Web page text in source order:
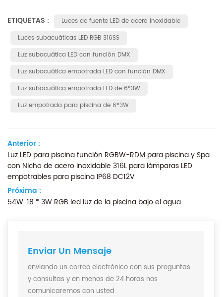
ETIQUETAS :
Luces de fuente LED de acero inoxidable
Luces subacuáticas LED RGB 316SS
Luz subacuática LED con función DMX
Luz subacuática empotrada LED con función DMX
Luz subacuática empotrada LED de 6*3W
Luz empotrada para piscina de 6*3W
Anterior :
Luz LED para piscina función RGBW-RDM para piscina y Spa
con Nicho de acero inoxidable 316L para lámparas LED
empotrables para piscina IP68 DC12V
Próxima :
54W, 18 * 3W RGB led luz de la piscina bajo el agua
Enviar Un Mensaje
enviando un correo electrónico con sus preguntas
y consultas y en menos de 24 horas nos
comunicaremos con usted